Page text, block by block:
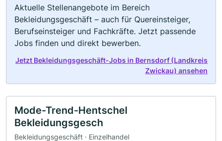
Aktuelle Stellenangebote im Bereich
Bekleidungsgeschäft – auch für Quereinsteiger,
Berufseinsteiger und Fachkräfte. Jetzt passende
Jobs finden und direkt bewerben.
Jetzt Bekleidungsgeschäft-Jobs in Bernsdorf (Landkreis
Zwickau) ansehen
Mode-Trend-Hentschel
Bekleidungsgesch
Bekleidungsgeschäft · Einzelhandel